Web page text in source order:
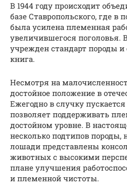
В 1944 году происходит
базе Ставропольского, где в
была усилена племенная
увеличившегося поголовья.
учрежден стандарт породы
книга.
Несмотря на
достойное положение в
Ежегодно в случку
позволяет поддерживать
достойном уровне. В
несколько подтипов породы,
лошади представлены
животных с высокими
плане улучшения
и племенной чистоты.